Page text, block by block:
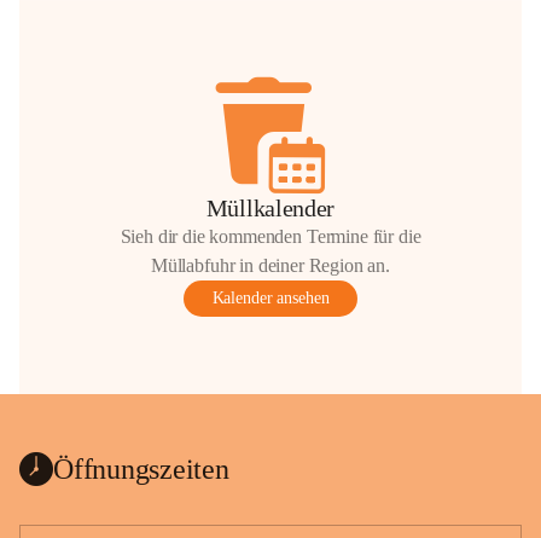
Müllkalender
Sieh dir die kommenden Termine für die
Müllabfuhr in deiner Region an.
Kalender ansehen
Öffnungszeiten